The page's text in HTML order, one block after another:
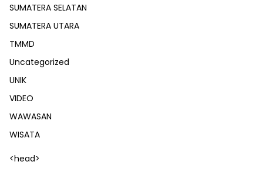
SUMATERA SELATAN
SUMATERA UTARA
TMMD
Uncategorized
UNIK
VIDEO
WAWASAN
WISATA
<head>